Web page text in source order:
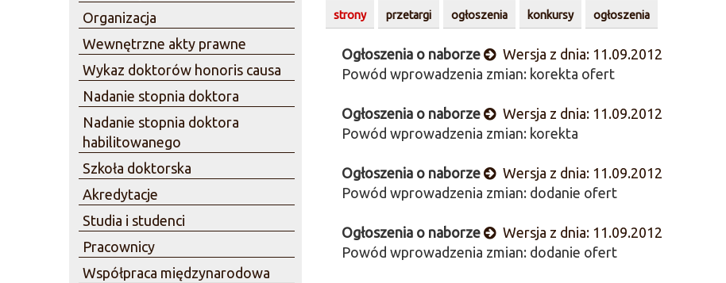
Organizacja
Wewnętrzne akty prawne
Wykaz doktorów honoris causa
Nadanie stopnia doktora
Nadanie stopnia doktora
habilitowanego
Szkoła doktorska
Akredytacje
Studia i studenci
Pracownicy
Współpraca międzynarodowa
strony przetargi ogłoszenia konkursy ogłoszenia
Ogłoszenia o naborze
Wersja z dnia: 11.09.2012
Powód wprowadzenia zmian: korekta ofert
Ogłoszenia o naborze
Wersja z dnia: 11.09.2012
Powód wprowadzenia zmian: korekta
Ogłoszenia o naborze
Wersja z dnia: 11.09.2012
Powód wprowadzenia zmian: dodanie ofert
Ogłoszenia o naborze
Wersja z dnia: 11.09.2012
Powód wprowadzenia zmian: dodanie ofert